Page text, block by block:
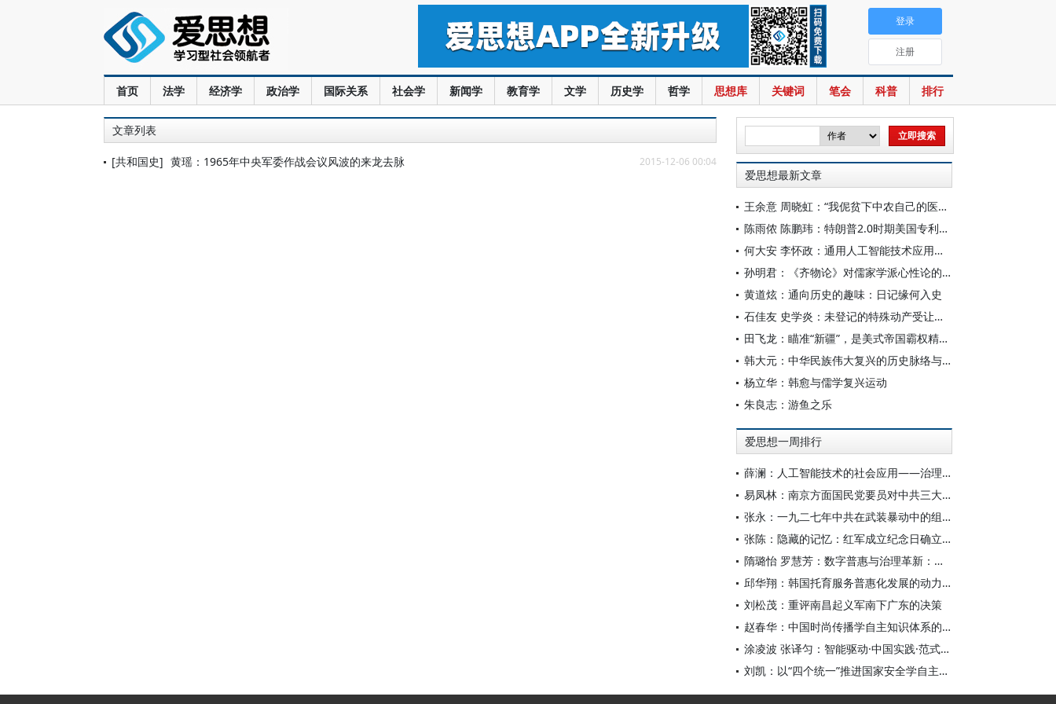
首页 法学 经济学 政治学 国际关系 社会学 新闻学 教育学 文学 历史学 哲学 思想库 关键词 笔会 科普 排行
登录
注册
文章列表
[共和国史] 黄瑶：1965年中央军委作战会议风波的来龙去脉 2015-12-06 00:04
爱思想最新文章
王余意 周晓虹：“我伲贫下中农自己的医生”——赤脚医生的视觉表征与形象建构（1965—1978）
陈雨侬 陈鹏玮：特朗普2.0时期美国专利制度的“武器化”演进与中国应对
何大安 李怀政：通用人工智能技术应用下的数字调节机制
孙明君：《齐物论》对儒家学派心性论的回应
黄道炫：通向历史的趣味：日记缘何入史
石佳友 史学炎：未登记的特殊动产受让人排除强制执行问题研究
田飞龙：瞄准“新疆”，是美式帝国霸权精心酝酿的专项行动
韩大元：中华民族伟大复兴的历史脉络与宪法内涵
杨立华：韩愈与儒学复兴运动
朱良志：游鱼之乐
爱思想一周排行
薛澜：人工智能技术的社会应用——治理挑战
易凤林：南京方面国民党要员对中共三大起义的反应
张永：一九二七年中共在武装暴动中的组织转型
张陈：隐藏的记忆：红军成立纪念日确立前中共对南昌起义的纪念
隋璐怡 罗慧芳：数字普惠与治理革新：中国人工智能赋能全球南方发展
邱华翔：韩国托育服务普惠化发展的动力机制、制度路径与政策效应
刘松茂：重评南昌起义军南下广东的决策
赵春华：中国时尚传播学自主知识体系的内在逻辑与实践路径
涂凌波 张译匀：智能驱动·中国实践·范式创新：“构建中国新闻传播学自主知识体系”专题研讨会综述
刘凯：以“四个统一”推进国家安全学自主知识体系构建